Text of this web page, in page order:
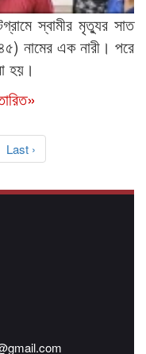
স্বামীর মৃত্যুর সাত
নামের এক নারী। পরে
হয়।
Last ›